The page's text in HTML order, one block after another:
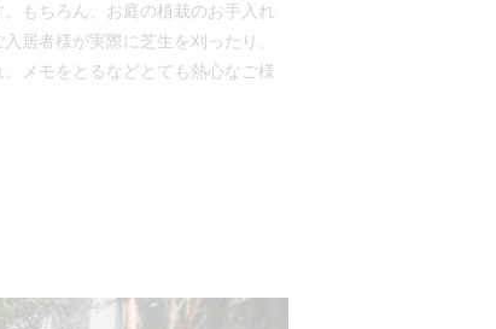
もちろん、お庭の植栽のお手入れ
居者様が実際に芝生を刈ったり、
メモをとるなどとても熱心なご様